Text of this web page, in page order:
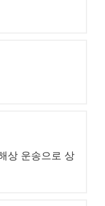
상 운송으로 상